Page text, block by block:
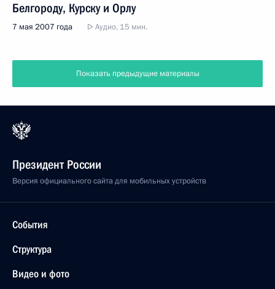
Белгороду, Курску и Орлу
7 мая 2007 года Аудио, 15 мин.
Показать предыдущие материалы
Президент России
Версия официального сайта для мобильных устройств
События
Структура
Видео и фото